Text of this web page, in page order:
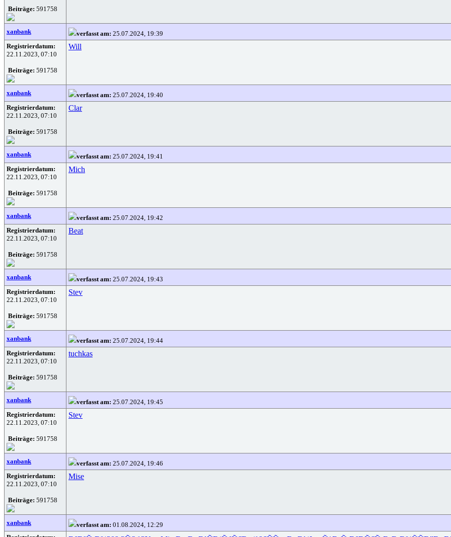
Beiträge: 591758
xanbank verfasst am: 25.07.2024, 19:39
Registrierdatum:
22.11.2023, 07:10
Beiträge: 591758
Will
xanbank verfasst am: 25.07.2024, 19:40
Registrierdatum:
22.11.2023, 07:10
Beiträge: 591758
Clar
xanbank verfasst am: 25.07.2024, 19:41
Registrierdatum:
22.11.2023, 07:10
Beiträge: 591758
Mich
xanbank verfasst am: 25.07.2024, 19:42
Registrierdatum:
22.11.2023, 07:10
Beiträge: 591758
Beat
xanbank verfasst am: 25.07.2024, 19:43
Registrierdatum:
22.11.2023, 07:10
Beiträge: 591758
Stev
xanbank verfasst am: 25.07.2024, 19:44
Registrierdatum:
22.11.2023, 07:10
Beiträge: 591758
tuchkas
xanbank verfasst am: 25.07.2024, 19:45
Registrierdatum:
22.11.2023, 07:10
Beiträge: 591758
Stev
xanbank verfasst am: 25.07.2024, 19:46
Registrierdatum:
22.11.2023, 07:10
Beiträge: 591758
Mise
xanbank verfasst am: 01.08.2024, 12:29